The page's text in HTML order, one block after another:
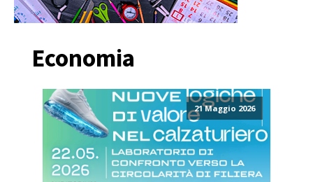
Economia
21 Maggio 2026